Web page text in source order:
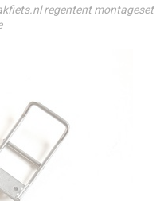
regentent montageset